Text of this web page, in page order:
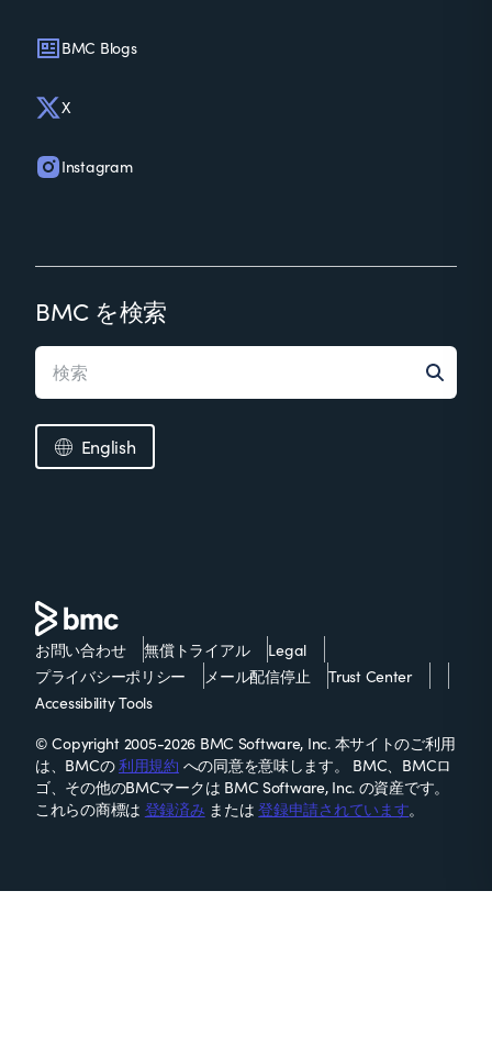
BMC Blogs
X
Instagram
BMC を検索
English
お問い合わせ 無償トライアル
Legal
プライバシーポリシー
メール配信停止
Trust Center
Accessibility Tools
© Copyright 2005-2026 BMC Software, Inc. 本サイトのご利用
は、BMCの利用規約 への同意を意味します。 BMC、BMCロ
ゴ、その他のBMCマークは BMC Software, Inc. の資産です。
これらの商標は 登録済み または登録申請されています。